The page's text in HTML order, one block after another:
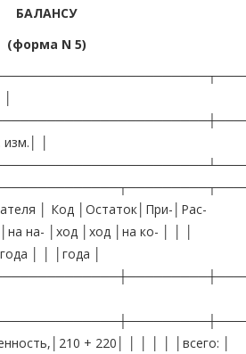
БАЛАНСУ
(форма N 5)
│
│ Код │Остаток│При-│Рас-
на- │ход │ход │на ко- │ │ │
│ │ │года │
+ 220│ │ │ │ │ │всего: │